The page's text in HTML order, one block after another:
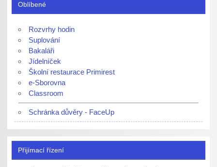
Oblíbené
Rozvrhy hodin
Suplování
Bakaláři
Jídelníček
Školní restaurace Primirest
e-Sborovna
Classroom
Schránka důvěry - FaceUp
Přijímací řízení